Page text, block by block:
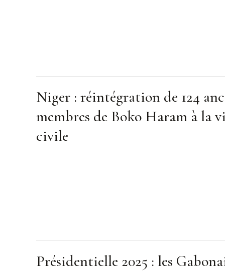
Niger : réintégration de 124
membres de Boko Haram à la
civile
Présidentielle 2025 : les